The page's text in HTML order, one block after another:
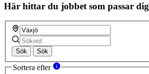
Här hittar du jobbet som passar dig
Sök Sök
Sortera efter